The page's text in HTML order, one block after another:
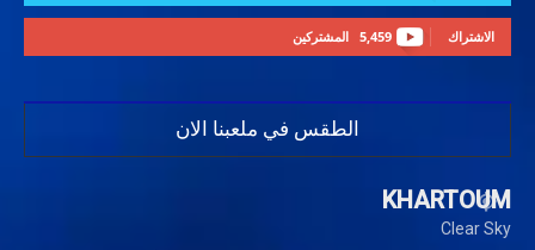
5,459 المشتركين الاشتراك
الطقس في ملعبنا الان
KHARTOUM
Clear Sky